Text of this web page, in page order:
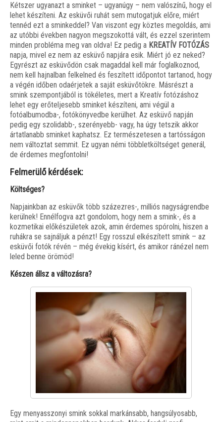
Kétszer ugyanazt a sminket – ugyanúgy – nem valószínű, hogy el
lehet készíteni. Az esküvői ruhát sem mutogatjuk előre, miért
tennéd ezt a sminkeddel? Van viszont egy köztes megoldás, ami
az utóbbi években nagyon megszokottá vált, és ezzel szerintem
minden probléma meg van oldva! Ez pedig a KREATÍV FOTÓZÁS
napja, mivel ez nem az esküvő napjára esik. Miért jó ez neked?
Egyrészt az esküvődön csak magaddal kell már foglalkoznod,
nem kell hajnalban felkelned és feszített időpontot tartanod, hogy
a végén időben odaérjetek a saját esküvőtökre. Másrészt a
smink szempontjából is tökéletes, mert a Kreatív fotózáshoz
lehet egy erőteljesebb sminket készíteni, ami végül a
fotóalbumodba-, fotókönyvedbe kerülhet. Az esküvő napján
pedig egy szolidabb-, szerényebb- vagy, ha úgy tetszik akkor
ártatlanabb sminket kaphatsz. Ez természetesen a tartósságon
nem változtat semmit. Ez ugyan némi többletköltséget generál,
de érdemes megfontolni!
Felmerülő kérdések:
Költséges?
Napjainkban az esküvők több százezres-, milliós nagyságrendbe
kerülnek! Ennélfogva azt gondolom, hogy nem a smink-, és a
kozmetikai előkészületek azok, amin érdemes spórolni, hiszen a
ruhákra se sajnáljuk a pénzt! Egy rosszul elkészített smink – az
esküvői fotók révén – még évekig kísért, és amikor ránézel nem
leled benne örömöd!
Készen állsz a változásra?
Egy menyasszonyi smink sokkal markánsabb, hangsúlyosabb,